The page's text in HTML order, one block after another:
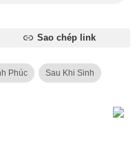
Sao chép link
Phúc Sau Khi Sinh